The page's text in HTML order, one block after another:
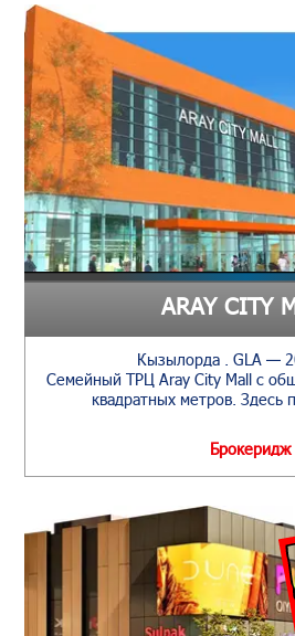
ARAY CITY
Кызылорда . GLA —
Семейный ТРЦ Aray City Mall с
квадратных метров. Здесь
Брокеридж